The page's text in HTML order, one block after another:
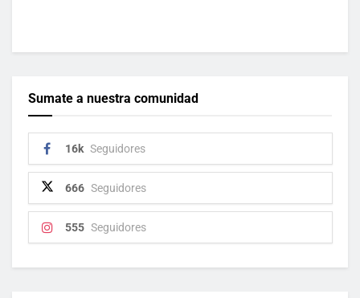
Sumate a nuestra comunidad
16k Seguidores
666 Seguidores
555 Seguidores